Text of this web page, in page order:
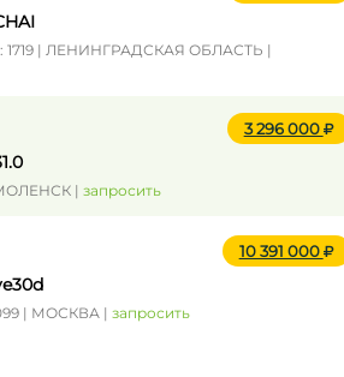
| ЛЕНИНГРАДСКАЯ ОБЛАСТЬ |
3 296 000
| запросить
10 391 000
| МОСКВА | запросить